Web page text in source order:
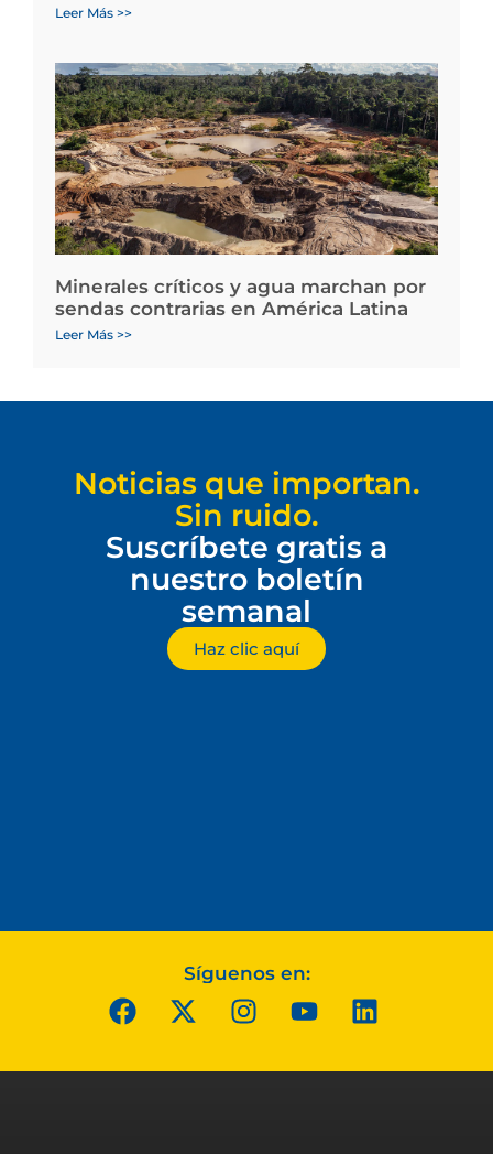
Leer Más >>
Minerales críticos y agua marchan por
sendas contrarias en América Latina
Leer Más >>
Noticias que importan.
Sin ruido.
Suscríbete gratis a
nuestro boletín
semanal
Haz clic aquí
Síguenos en: